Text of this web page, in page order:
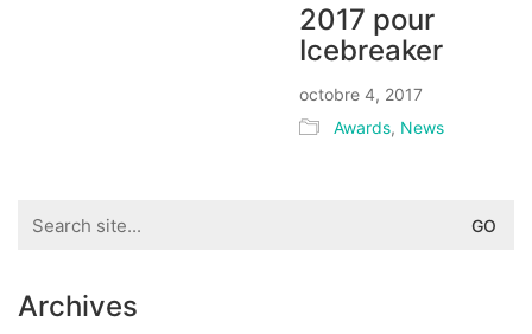
2017 pour
Icebreaker
octobre 4, 2017
Awards, News
for:
Archives